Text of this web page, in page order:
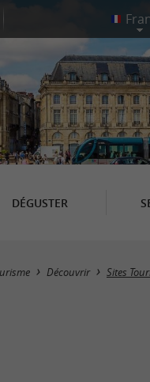
DÉGUSTER
Découvrir Sites